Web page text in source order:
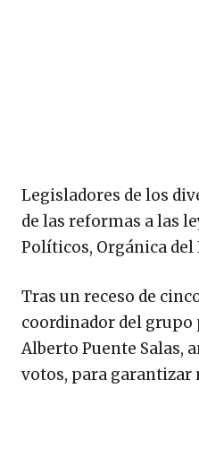
Legisladores de los
de las reformas a las
Políticos, Orgánica del
Tras un receso de
coordinador del grupo
Alberto Puente Salas,
votos, para garantizar